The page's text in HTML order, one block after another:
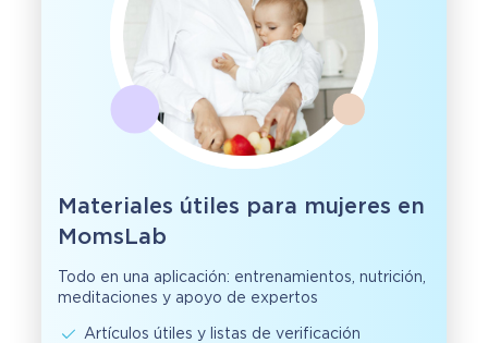
Materiales útiles para mujeres en
MomsLab
Todo en una aplicación: entrenamientos, nutrición,
meditaciones y apoyo de expertos
Artículos útiles y listas de verificación